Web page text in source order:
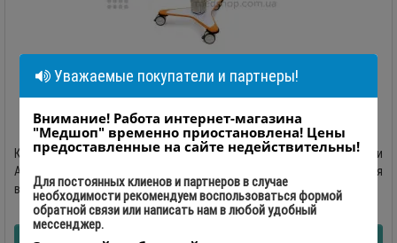
Комплекс для восстановления и развития мелкой
моторики Amadeo
Комплекс для восстановления и развития мелкой моторики
AmadeoПроизводитель: Tyrosolution, Германия Комплекс для
восстановле..
0
УЗНАТЬ ЦЕНУ
Уважаемые покупатели и партнеры!
Внимание! Работа интернет-магазина
"Медшоп" временно приостановлена! Цены
предоставленные на сайте недействительны!
Для постоянных клиенов и партнеров в случае
необходимости рекомендуем воспользоваться формой
обратной связи или написать нам в любой удобный
мессенджер.